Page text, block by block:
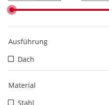
Ausführung
Dach
Material
Stahl